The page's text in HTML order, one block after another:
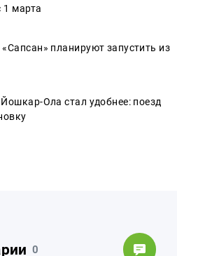
1 марта
планируют запустить из
Ола стал удобнее: поезд
0